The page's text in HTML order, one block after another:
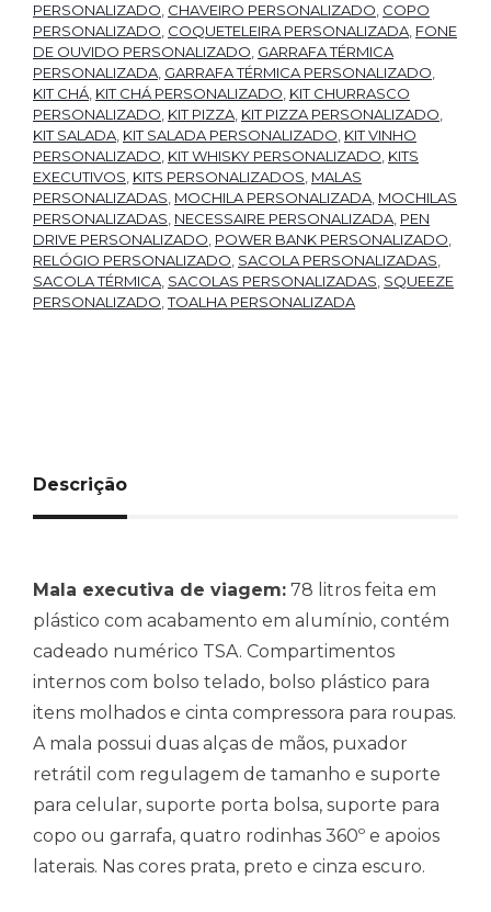
PERSONALIZADO, CHAVEIRO PERSONALIZADO, COPO
PERSONALIZADO, COQUETELEIRA PERSONALIZADA, FONE
DE OUVIDO PERSONALIZADO, GARRAFA TÉRMICA
PERSONALIZADA, GARRAFA TÉRMICA PERSONALIZADO,
KIT CHÁ, KIT CHÁ PERSONALIZADO, KIT CHURRASCO
PERSONALIZADO, KIT PIZZA, KIT PIZZA PERSONALIZADO,
KIT SALADA, KIT SALADA PERSONALIZADO, KIT VINHO
PERSONALIZADO, KIT WHISKY PERSONALIZADO, KITS
EXECUTIVOS, KITS PERSONALIZADOS, MALAS
PERSONALIZADAS, MOCHILA PERSONALIZADA, MOCHILAS
PERSONALIZADAS, NECESSAIRE PERSONALIZADA, PEN
DRIVE PERSONALIZADO, POWER BANK PERSONALIZADO,
RELÓGIO PERSONALIZADO, SACOLA PERSONALIZADAS,
SACOLA TÉRMICA, SACOLAS PERSONALIZADAS, SQUEEZE
PERSONALIZADO,TOALHA PERSONALIZADA
Descrição
Mala executiva de viagem: 78 litros feita em
plástico com acabamento em alumínio, contém
cadeado numérico TSA. Compartimentos
internos com bolso telado, bolso plástico para
itens molhados e cinta compressora para roupas.
A mala possui duas alças de mãos, puxador
retrátil com regulagem de tamanho e suporte
para celular, suporte porta bolsa, suporte para
copo ou garrafa, quatro rodinhas 360º e apoios
laterais. Nas cores prata, preto e cinza escuro.